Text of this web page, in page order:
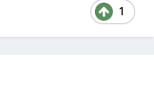
1